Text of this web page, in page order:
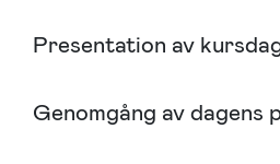
Presentation av
Genomgång av dagens